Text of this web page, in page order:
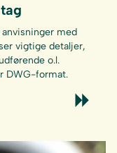
med
vigtige detaljer,
o.l.
DWG-format.